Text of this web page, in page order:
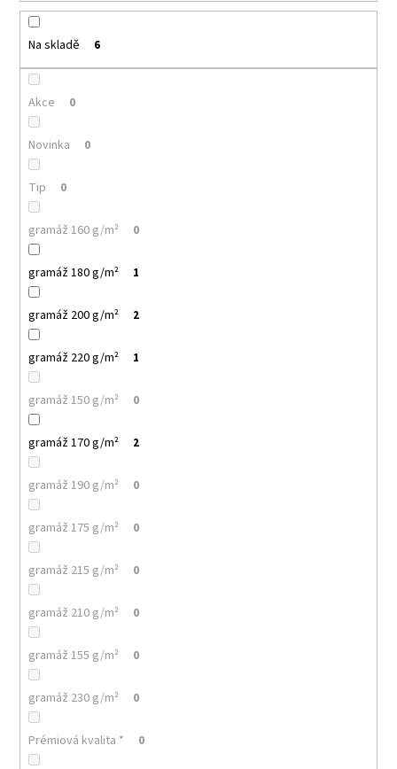
Na skladě 6
Akce 0
Novinka 0
Tip 0
gramáž 160 g/m² 0
gramáž 180 g/m² 1
gramáž 200 g/m² 2
gramáž 220 g/m² 1
gramáž 150 g/m² 0
gramáž 170 g/m² 2
gramáž 190 g/m² 0
gramáž 175 g/m² 0
gramáž 215 g/m² 0
gramáž 210 g/m² 0
gramáž 155 g/m² 0
gramáž 230 g/m² 0
Prémiová kvalita * 0
í
D
m
MALFINI
CITY
120
DÁMSKÉ
TRIČKO,
150
G,
VOLNÝ
STŘIH
106
Kč